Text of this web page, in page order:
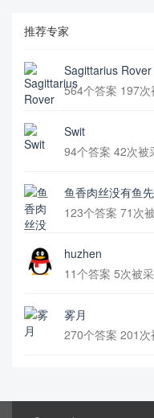
推荐专家
Sagittarius Rover
564个答案 197次
Swit
94个答案 42次被
鱼香肉丝没有鱼
123个答案 71次
huzhen
11个答案 5次被
雾月
270个答案 201次